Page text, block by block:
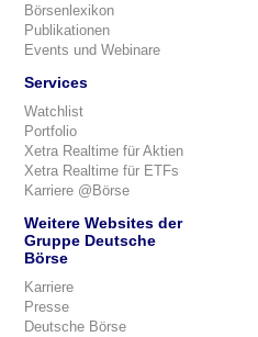
Börsenlexikon
Publikationen
Events und Webinare
Services
Watchlist
Portfolio
Xetra Realtime für Aktien
Xetra Realtime für ETFs
Karriere @Börse
Weitere Websites der
Gruppe Deutsche
Börse
Karriere
Presse
Deutsche Börse